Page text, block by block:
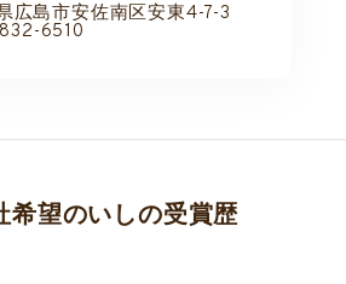
広島市安佐南区安東4-7-3
6510
希望のいしの受賞歴